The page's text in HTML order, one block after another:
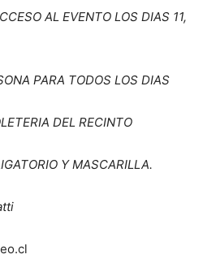
AL EVENTO LOS DIAS 11,
PARA TODOS LOS DIAS
DEL RECINTO
Y MASCARILLA.